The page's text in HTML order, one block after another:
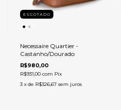
ESGOTADO
Necessaire Quartier -
Castanho/Dourado
R$980,00
R$931,00 com Pix
3 x de R$326,67 sem juros